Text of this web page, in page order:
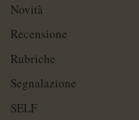
Novità
Recensione
Rubriche
Segnalazione
SELF